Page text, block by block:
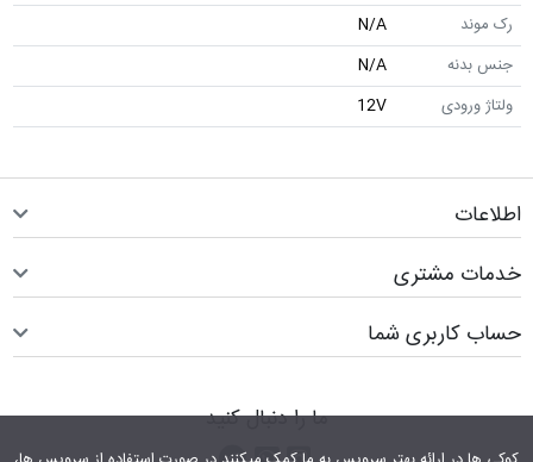
رک موند
N/A
جنس بدنه
N/A
ولتاژ ورودی
12V
اطلاعات
خدمات مشتری
حساب کاربری شما
ما را دنبال کنید